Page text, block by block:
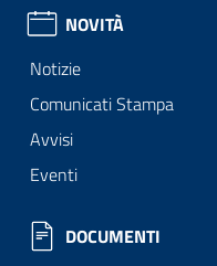
NOVITÀ
Notizie
Comunicati Stampa
Avvisi
Eventi
DOCUMENTI